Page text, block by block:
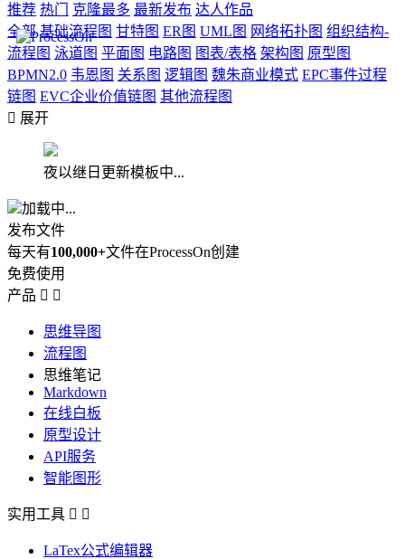
推荐 热门 克隆最多 最新发布 达人作品
全部 基础流程图 甘特图 ER图 UML图 网络拓扑图 组织结构-
流程图 泳道图 平面图 电路图 图表/表格 架构图 原型图
BPMN2.0 韦恩图 关系图 逻辑图 魏朱商业模式 EPC事件过程
链图 EVC企业价值链图 其他流程图
 展开
夜以继日更新模板中...
加载中...
发布文件
每天有100,000+文件在ProcessOn创建
免费使用
产品  
思维导图
流程图
思维笔记
Markdown
在线白板
原型设计
API服务
智能图形
实用工具  
LaTex公式编辑器